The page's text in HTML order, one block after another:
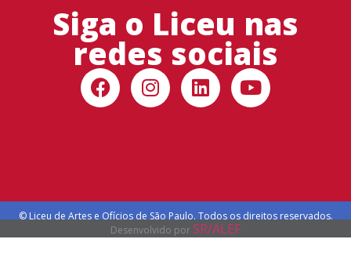
Siga o Liceu nas
redes sociais
© Liceu de Artes e Ofícios de São Paulo. Todos os direitos reservados.
Desenvolvido por SR/ALEF